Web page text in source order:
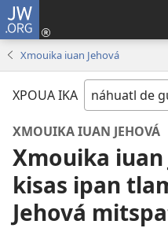
JW.ORG
Xmouika iuan Jehová
XPOUA IKA
XMOUIKA IUAN JEHOVÁ
Xmouika iuan
kisas ipan
Jehová